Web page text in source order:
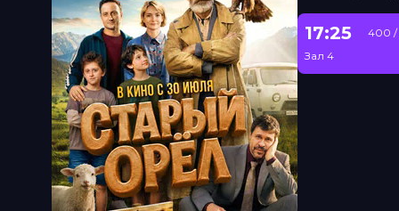
17:25
Зал 4
400 /